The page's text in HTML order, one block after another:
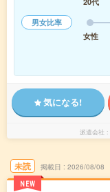
男女比率
女性
気になる!
派遣会社
未読
NEW
掲載日 2026/08/08